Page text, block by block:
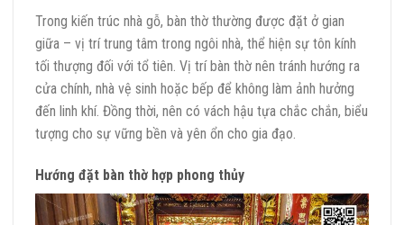
Trong kiến trúc nhà gỗ, bàn thờ thường được đặt ở gian
giữa – vị trí trung tâm trong ngôi nhà, thể hiện sự tôn kính
tối thượng đối với tổ tiên. Vị trí bàn thờ nên tránh hướng ra
cửa chính, nhà vệ sinh hoặc bếp để không làm ảnh hưởng
đến linh khí. Đồng thời, nên có vách hậu tựa chắc chắn, biểu
tượng cho sự vững bền và yên ổn cho gia đạo.
Hướng đặt bàn thờ hợp phong thủy